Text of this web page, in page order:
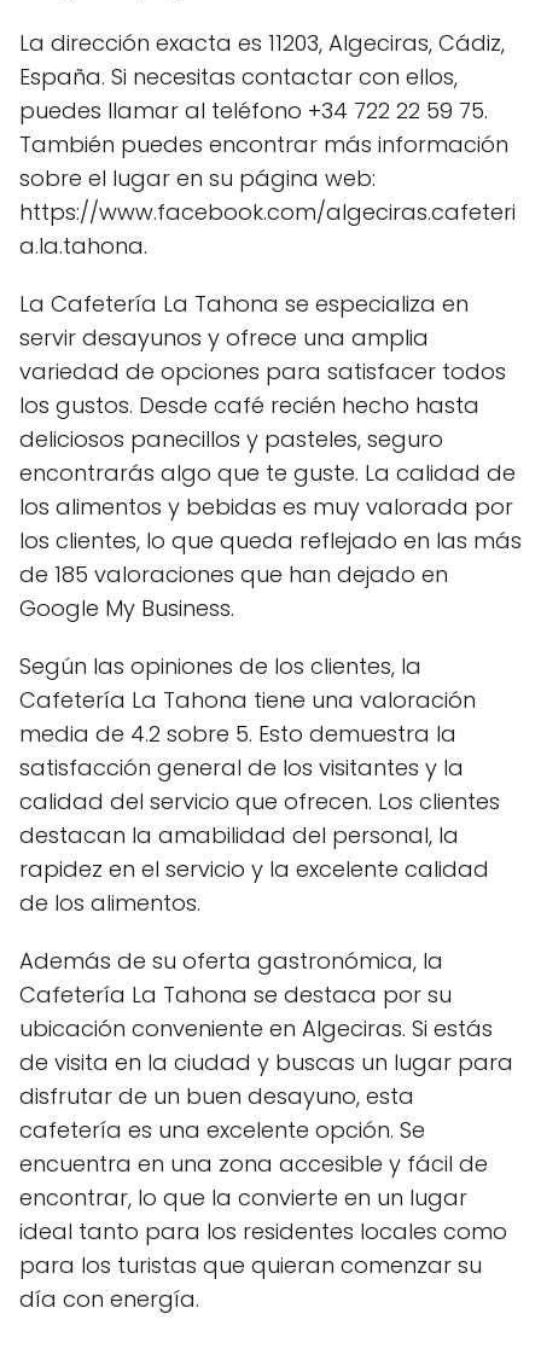
La dirección exacta es 11203, Algeciras, Cádiz,
España. Si necesitas contactar con ellos,
puedes llamar al teléfono +34 722 22 59 75.
También puedes encontrar más información
sobre el lugar en su página web:
https://www.facebook.com/algeciras.cafeteri
a.la.tahona.
La Cafetería La Tahona se especializa en
servir desayunos y ofrece una amplia
variedad de opciones para satisfacer todos
los gustos. Desde café recién hecho hasta
deliciosos panecillos y pasteles, seguro
encontrarás algo que te guste. La calidad de
los alimentos y bebidas es muy valorada por
los clientes, lo que queda reflejado en las más
de 185 valoraciones que han dejado en
Google My Business.
Según las opiniones de los clientes, la
Cafetería La Tahona tiene una valoración
media de 4.2 sobre 5. Esto demuestra la
satisfacción general de los visitantes y la
calidad del servicio que ofrecen. Los clientes
destacan la amabilidad del personal, la
rapidez en el servicio y la excelente calidad
de los alimentos.
Además de su oferta gastronómica, la
Cafetería La Tahona se destaca por su
ubicación conveniente en Algeciras. Si estás
de visita en la ciudad y buscas un lugar para
disfrutar de un buen desayuno, esta
cafetería es una excelente opción. Se
encuentra en una zona accesible y fácil de
encontrar, lo que la convierte en un lugar
ideal tanto para los residentes locales como
para los turistas que quieran comenzar su
día con energía.